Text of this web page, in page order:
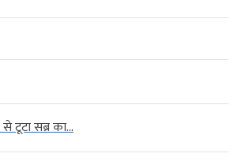
टूटा सब्र का...